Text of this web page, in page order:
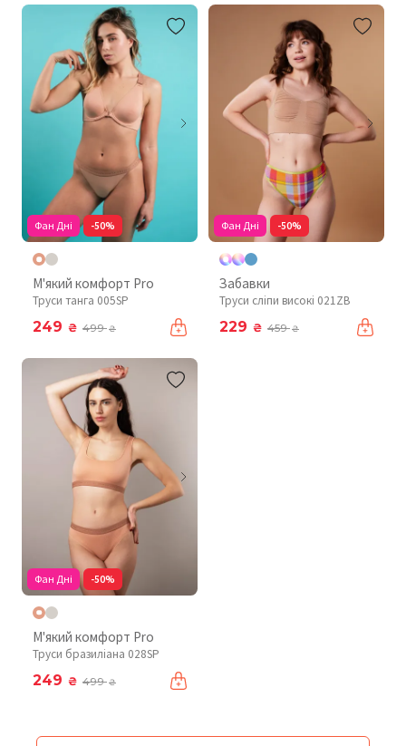
Фан Дні -50%
М'який комфорт Pro
Труси танга 005SP
249 ₴ 499₴
Фан Дні -50%
Забавки
Труси сліпи високі 021ZB
229 ₴ 459₴
Фан Дні -50%
М'який комфорт Pro
Труси бразиліана 028SP
249 ₴ 499₴